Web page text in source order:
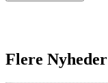
Flere Nyheder